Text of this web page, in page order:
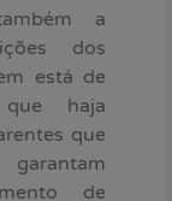
a
dos
está de
haja
que
de